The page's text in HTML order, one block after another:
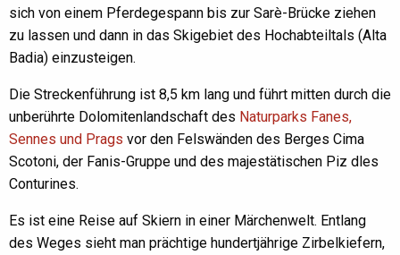
sich von einem Pferdegespann bis zur Sarè-Brücke ziehen
zu lassen und dann in das Skigebiet des Hochabteiltals (Alta
Badia) einzusteigen.
Die Streckenführung ist 8,5 km lang und führt mitten durch die
unberührte Dolomitenlandschaft des Naturparks Fanes,
Sennes und Prags vor den Felswänden des Berges Cima
Scotoni, der Fanis-Gruppe und des majestätischen Piz dles
Conturines.
Es ist eine Reise auf Skiern in einer Märchenwelt. Entlang
des Weges sieht man prächtige hundertjährige Zirbelkiefern,